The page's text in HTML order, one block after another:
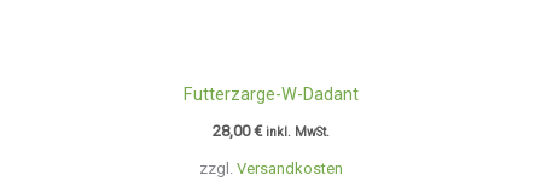
zzgl. Versandkosten
Futterzarge-W-Dadant
28,00€ inkl. MwSt.